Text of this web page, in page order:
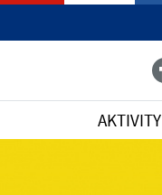
AKTIVITY